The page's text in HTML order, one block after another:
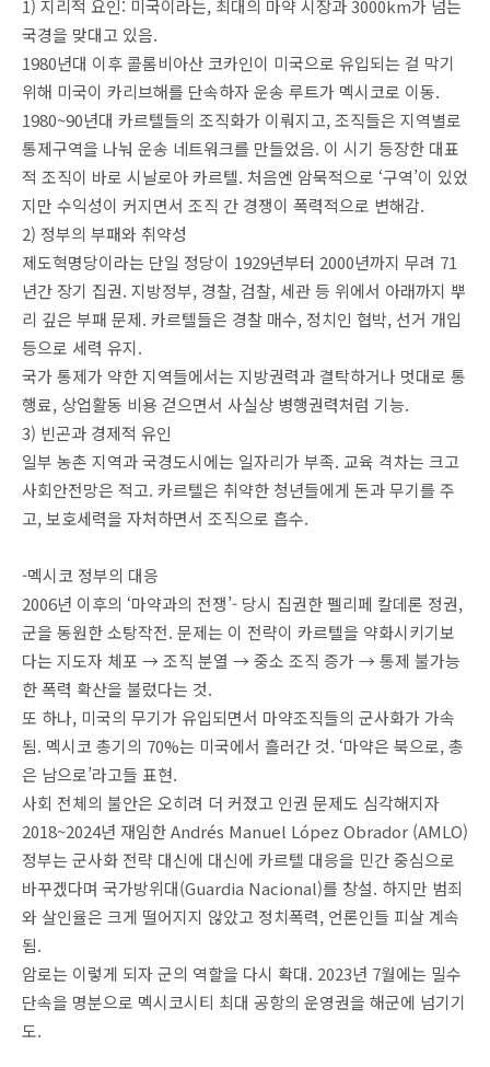
1) 지리적 요인: 미국이라는, 최대의 마약 시장과 3000km가 넘는
국경을 맞대고 있음.
1980년대 이후 콜롬비아산 코카인이 미국으로 유입되는 걸 막기
위해 미국이 카리브해를 단속하자 운송 루트가 멕시코로 이동.
1980~90년대 카르텔들의 조직화가 이뤄지고, 조직들은 지역별로
통제구역을 나눠 운송 네트워크를 만들었음. 이 시기 등장한 대표
적 조직이 바로 시날로아 카르텔. 처음엔 암묵적으로 ‘구역’이 있었
지만 수익성이 커지면서 조직 간 경쟁이 폭력적으로 변해감.
2) 정부의 부패와 취약성
제도혁명당이라는 단일 정당이 1929년부터 2000년까지 무려 71
년간 장기 집권. 지방정부, 경찰, 검찰, 세관 등 위에서 아래까지 뿌
리 깊은 부패 문제. 카르텔들은 경찰 매수, 정치인 협박, 선거 개입
등으로 세력 유지.
국가 통제가 약한 지역들에서는 지방권력과 결탁하거나 멋대로 통
행료, 상업활동 비용 걷으면서 사실상 병행권력처럼 기능.
3) 빈곤과 경제적 유인
일부 농촌 지역과 국경도시에는 일자리가 부족. 교육 격차는 크고
사회안전망은 적고. 카르텔은 취약한 청년들에게 돈과 무기를 주
고, 보호세력을 자처하면서 조직으로 흡수.
-멕시코 정부의 대응
2006년 이후의 ‘마약과의 전쟁’- 당시 집권한 펠리페 칼데론 정권,
군을 동원한 소탕작전. 문제는 이 전략이 카르텔을 약화시키기보
다는 지도자 체포 → 조직 분열 → 중소 조직 증가 → 통제 불가능
한 폭력 확산을 불렀다는 것.
또 하나, 미국의 무기가 유입되면서 마약조직들의 군사화가 가속
됨. 멕시코 총기의 70%는 미국에서 흘러간 것. ‘마약은 북으로, 총
은 남으로’라고들 표현.
사회 전체의 불안은 오히려 더 커졌고 인권 문제도 심각해지자
2018~2024년 재임한 Andrés Manuel López Obrador (AMLO)
정부는 군사화 전략 대신에 대신에 카르텔 대응을 민간 중심으로
바꾸겠다며 국가방위대(Guardia Nacional)를 창설. 하지만 범죄
와 살인율은 크게 떨어지지 않았고 정치폭력, 언론인들 피살 계속
됨.
암로는 이렇게 되자 군의 역할을 다시 확대. 2023년 7월에는 밀수
단속을 명분으로 멕시코시티 최대 공항의 운영권을 해군에 넘기기
도.